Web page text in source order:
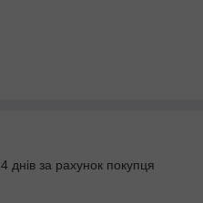
за рахунок покупця